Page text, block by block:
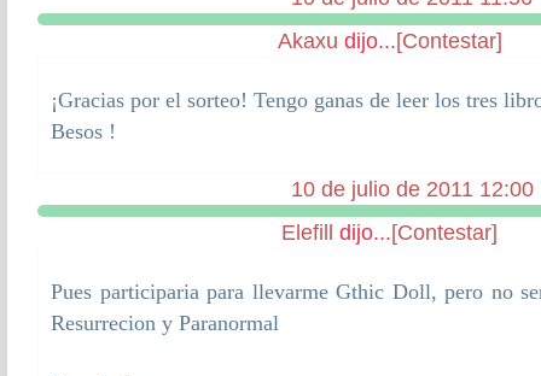
Akaxu dijo...[Contestar]
¡Gracias por el sorteo! Tengo ganas de leer los tres
Besos !
10 de julio de 2011 12:00
Elefill
dijo...[Contestar]
Pues participaria para llevarme Gthic Doll, pero no
Resurrecion y Paranormal